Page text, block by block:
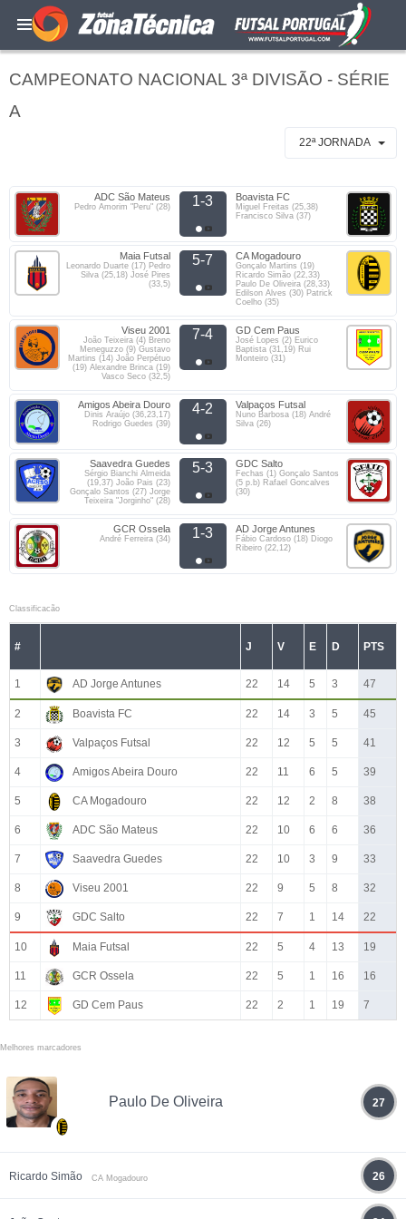
CAMPEONATO NACIONAL 3ª DIVISÃO - SÉRIE
A
22ª JORNADA
ADC São Mateus
Pedro Amorim "Peru" (28) 1-3 Boavista FC
Miguel Freitas (25,38)
Francisco Silva (37)
Maia Futsal
Leonardo Duarte (17) Pedro
Silva (25,18) José Pires
(33,5)
5-7 CA Mogadouro
Gonçalo Martins (19)
Ricardo Simão (22,33)
Paulo De Oliveira (28,33)
Edilson Alves (30) Patrick
Coelho (35)
Viseu 2001
João Teixeira (4) Breno
Meneguzzo (9) Gustavo
Martins (14) João Perpétuo
(19) Alexandre Brinca (19)
Vasco Seco (32,5)
7-4 GD Cem Paus
José Lopes (2) Eurico
Baptista (31,19) Rui
Monteiro (31)
Amigos Abeira Douro
Dinis Araújo (36,23,17)
Rodrigo Guedes (39)
4-2 Valpaços Futsal
Nuno Barbosa (18) André
Silva (26)
Saavedra Guedes
Sérgio Bianchi Almeida
(19,37) João Pais (23)
Gonçalo Santos (27) Jorge
Teixeira "Jorginho" (28)
5-3 GDC Salto
Fechas (1) Gonçalo Santos
(5 p.b) Rafael Goncalves
(30)
GCR Ossela
André Ferreira (34) 1-3 AD Jorge Antunes
Fábio Cardoso (18) Diogo
Ribeiro (22,12)
Classificacão
# J V E D PTS
1 AD Jorge Antunes 22 14 5 3 47
2 Boavista FC 22 14 3 5 45
3 Valpaços Futsal 22 12 5 5 41
4 Amigos Abeira Douro 22 11 6 5 39
5 CA Mogadouro 22 12 2 8 38
6 ADC São Mateus 22 10 6 6 36
7 Saavedra Guedes 22 10 3 9 33
8 Viseu 2001 22 9 5 8 32
9 GDC Salto 22 7 1 14 22
10 Maia Futsal 22 5 4 13 19
11 GCR Ossela 22 5 1 16 16
12 GD Cem Paus 22 2 1 19 7
Melhores marcadores
Paulo De Oliveira 27
Ricardo Simão CA Mogadouro 26